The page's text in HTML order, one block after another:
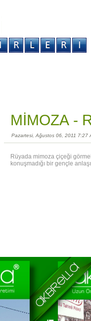
MİMOZA -
Pazartesi, Ağustos 06, 2011 7:27
Rüyada mimoza çiçeği
konuşmadığı bir gençle